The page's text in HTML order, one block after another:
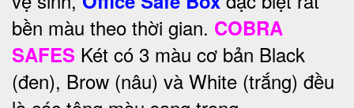
bền màu theo thời gian. COBRA
SAFES Két có 3 màu cơ bản Black
(đen), Brow (nâu) và White (trắng) đều